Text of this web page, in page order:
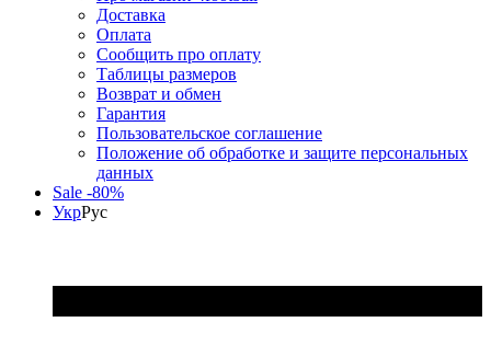
Доставка
Оплата
Сообщить про оплату
Таблицы размеров
Возврат и обмен
Гарантия
Пользовательское соглашение
Положение об обработке и защите персональных
данных
Sale -80%
УкрРус